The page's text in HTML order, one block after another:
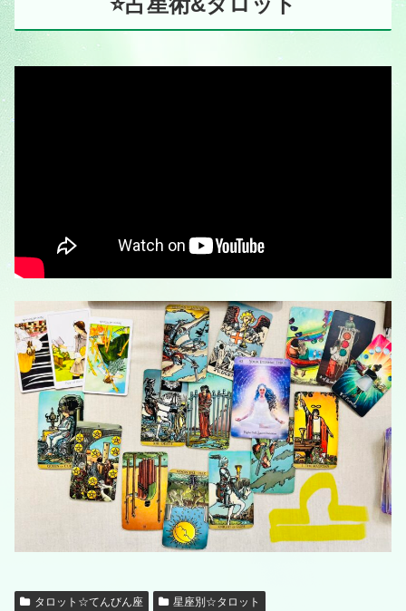
タロット☆てんびん座 星座別☆タロット